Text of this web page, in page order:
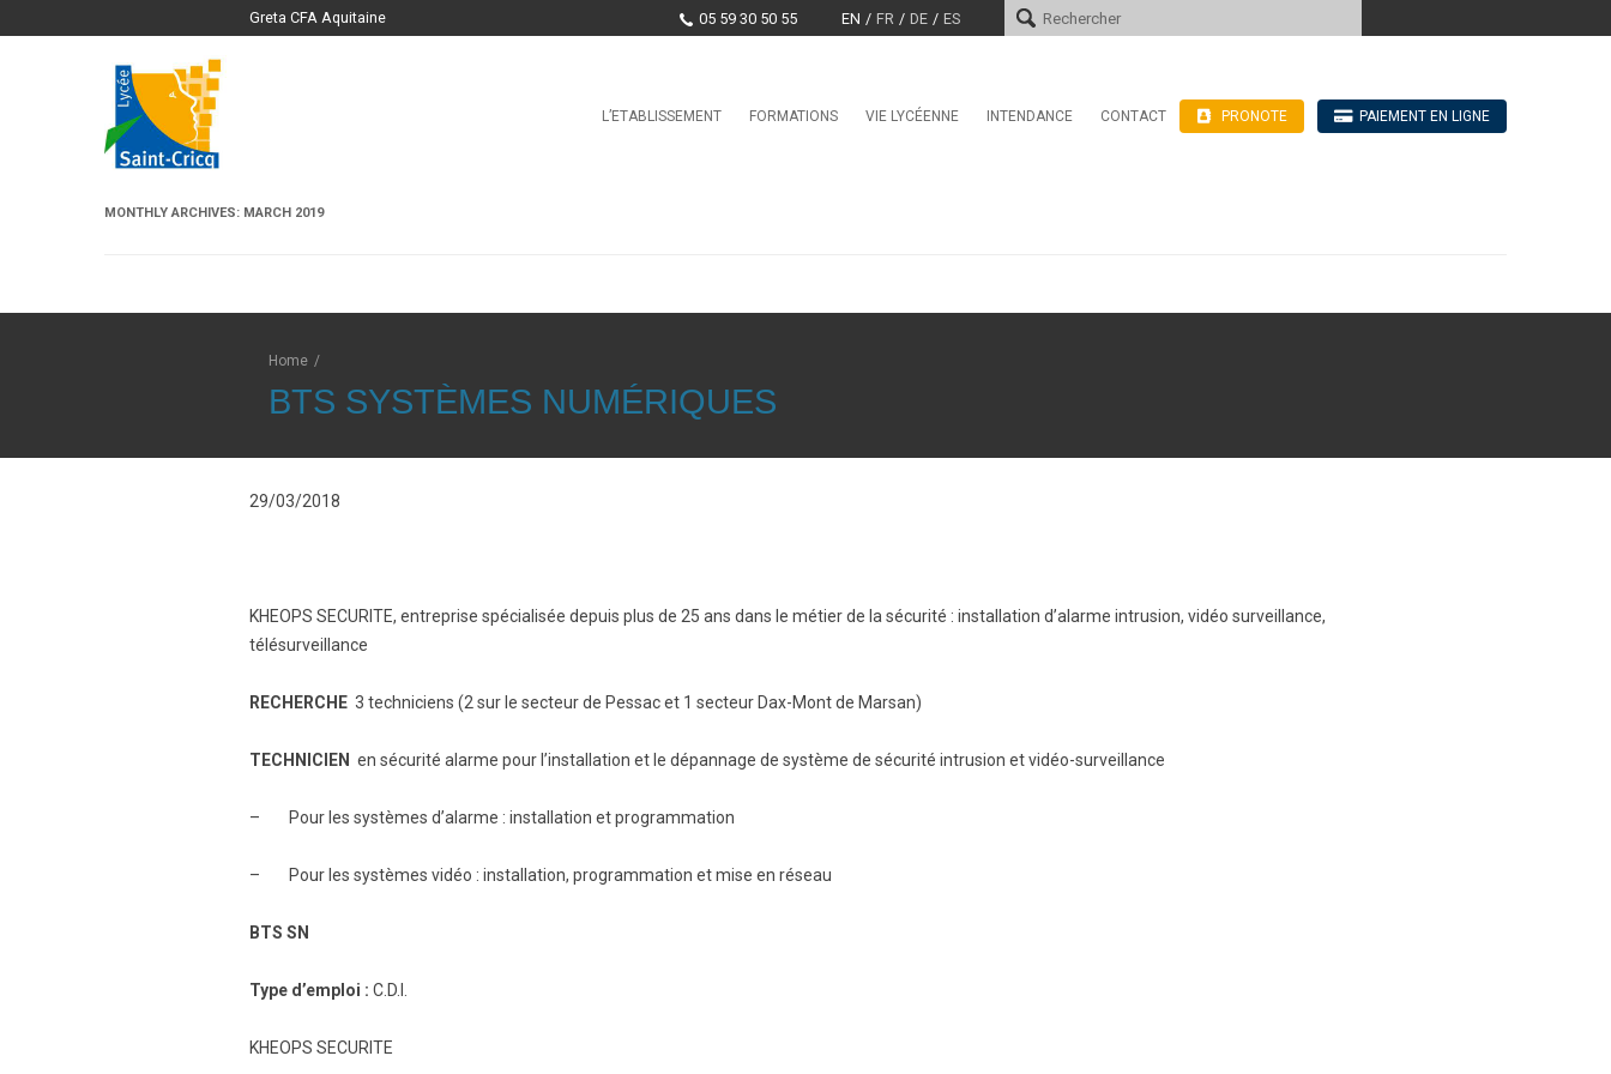
Greta CFA Aquitaine 05 59 30 50 55 EN FR DE ES
L’ETABLISSEMENT FORMATIONS
Commercialisation de Solutions
Techniques
Systèmes Numériques
BTS Contrôle Industriel et
Régulation Automatique
l’apprentissage
VIE LYCÉENNE INTENDANCE CONTACT PRONOTE PAIEMENT EN LIGNE
MONTHLY ARCHIVES: MARCH 2019
Home /
BTS SYSTÈMES NUMÉRIQUES
29/03/2018
KHEOPS SECURITE, entreprise spécialisée depuis plus de 25 ans dans le métier de la sécurité : installation d’alarme intrusion, vidéo surveillance,
télésurveillance
RECHERCHE 3 techniciens (2 sur le secteur de Pessac et 1 secteur Dax-Mont de Marsan)
TECHNICIEN en sécurité alarme pour l’installation et le dépannage de système de sécurité intrusion et vidéo-surveillance
– Pour les systèmes d’alarme : installation et programmation
– Pour les systèmes vidéo : installation, programmation et mise en réseau
BTS SN
Type d’emploi : C.D.I.
KHEOPS SECURITE